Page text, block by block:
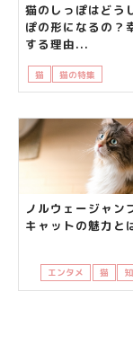
猫のしっぽはどう
ぽの形になるの？
する理由...
猫 猫の特集
ノルウェージャン
キャットの魅力と
エンタメ 猫